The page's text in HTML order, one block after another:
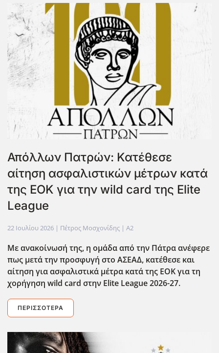
Απόλλων Πατρών: Κατέθεσε
αίτηση ασφαλιστικών μέτρων κατά
της ΕΟΚ για την wild card της Elite
League
22 Ιουλίου 2026 | Πέτρος Μοσχονίδης | A2
Με ανακοίνωσή της, η ομάδα από την Πάτρα ανέφερε
πως μετά την προσφυγή στο ΑΣΕΑΔ, κατέθεσε και
αίτηση για ασφαλιστικά μέτρα κατά της ΕΟΚ για τη
χορήγηση wild card στην Elite League 2026-27.
ΠΕΡΙΣΣΌΤΕΡΑ